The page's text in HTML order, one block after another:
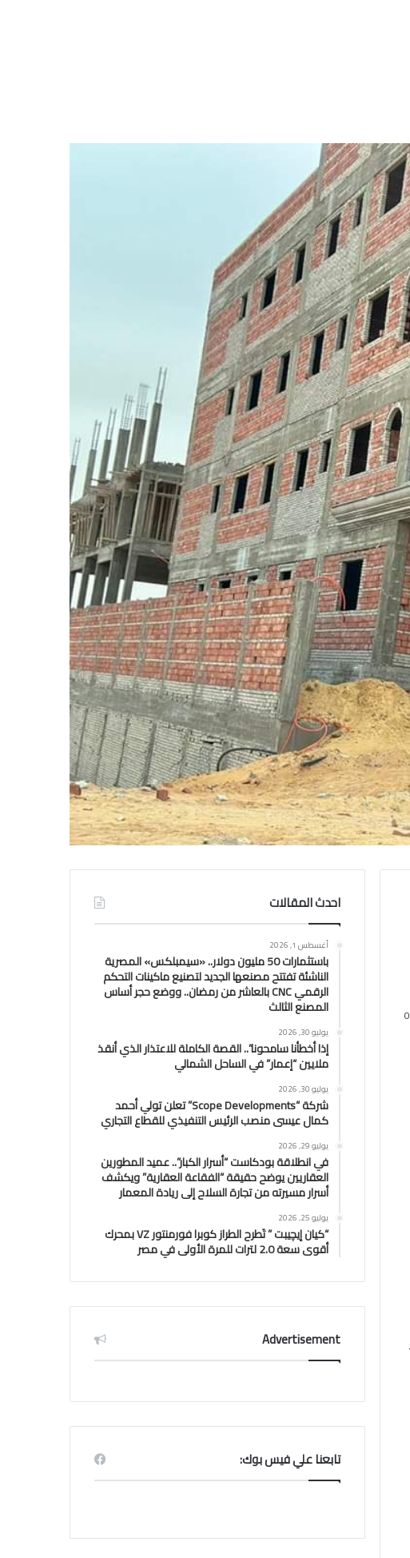
0
احدث المقالات
أغسطس 1, 2026
باستثمارات 50 مليون دولار.. «سيمبلكس» المصرية
الناشئة تفتتح مصنعها الجديد لتصنيع ماكينات التحكم
الرقمي CNC بالعاشر من رمضان.. ووضع حجر أساس
المصنع الثالث
يوليو 30, 2026
إذا أخطأنا سامحونا”.. القصة الكاملة للاعتذار الذي أنقذ
ملايين “إعمار” في الساحل الشمالي
يوليو 30, 2026
شركة “Scope Developments” تعلن تولي أحمد
كمال عيسى منصب الرئيس التنفيذي للقطاع التجاري
يوليو 29, 2026
في انطلاقة بودكاست “أسرار الكبار”.. عميد المطورين
العقاريين يوضح حقيقة “الفقاعة العقارية” ويكشف
أسرار مسيرته من تجارة السلاح إلى ريادة المعمار
يوليو 25, 2026
“كيان إيچيبت ” تَطرح الطراز كوبرا فورمنتور VZ بمحرك
أقوى سعة 2.0 لترات للمرة الأولى في مصر
Advertisement
تابعنا علي فيس بوك: